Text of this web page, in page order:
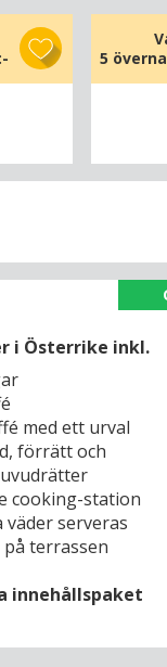
5
i Österrike inkl.
med ett urval
förrätt och
cooking-station
serveras
terrassen
innehållspaket